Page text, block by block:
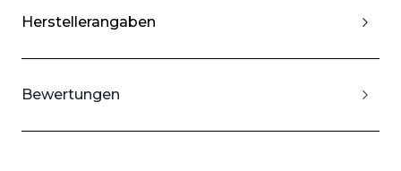
Herstellerangaben
Bewertungen